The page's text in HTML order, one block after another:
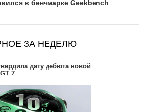
в бенчмарке Geekbench
ЗА НЕДЕЛЮ
дату дебюта новой
7